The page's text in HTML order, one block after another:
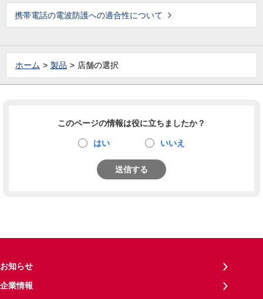
携帯電話の電波防護への適合性について
ホーム 製品 店舗の選択
このページの情報は役に立ちましたか？
はい いいえ
送信する
お知らせ
企業情報